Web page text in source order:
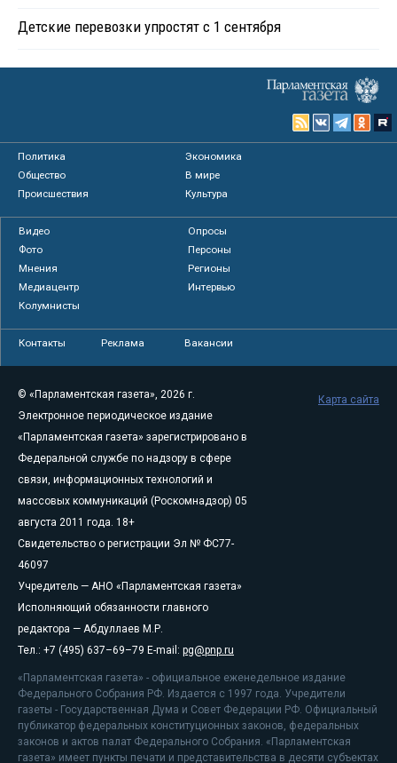
Детские перевозки упростят с 1 сентября
Политика
Экономика
Общество
В мире
Происшествия
Культура
Видео
Опросы
Фото
Персоны
Мнения
Регионы
Медиацентр
Интервью
Колумнисты
Контакты Реклама Вакансии
© «Парламентская газета», 2026 г.
Электронное периодическое издание
«Парламентская газета» зарегистрировано в
Федеральной службе по надзору в сфере
связи, информационных технологий и
массовых коммуникаций (Роскомнадзор) 05
августа 2011 года. 18+
Свидетельство о регистрации Эл № ФС77-
46097
Учредитель — АНО «Парламентская газета»
Исполняющий обязанности главного
редактора — Абдуллаев М.Р.
Тел.: +7 (495) 637–69–79 E-mail: pg@pnp.ru
«Парламентская газета» - официальное еженедельное издание
Федерального Собрания РФ. Издается с 1997 года. Учредители
газеты - Государственная Дума и Совет Федерации РФ. Официальный
публикатор федеральных конституционных законов, федеральных
законов и актов палат Федерального Собрания. «Парламентская
газета» имеет пункты печати и представительства в десяти субъектах
Карта сайта